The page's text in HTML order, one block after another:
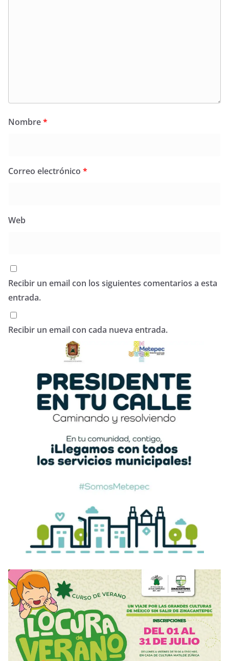
Nombre*
Correo electrónico *
Web
Recibir un email con los siguientes comentarios a esta
entrada.
Recibir un email con cada nueva entrada.